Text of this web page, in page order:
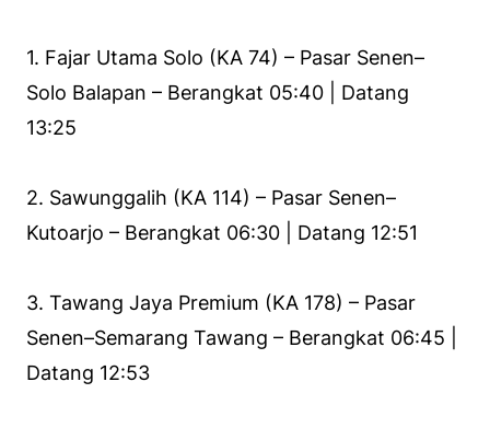
1. Fajar Utama Solo (KA 74) – Pasar Senen–
Solo Balapan – Berangkat 05:40 | Datang
13:25
2. Sawunggalih (KA 114) – Pasar Senen–
Kutoarjo – Berangkat 06:30 | Datang 12:51
3. Tawang Jaya Premium (KA 178) – Pasar
Senen–Semarang Tawang – Berangkat 06:45 |
Datang 12:53